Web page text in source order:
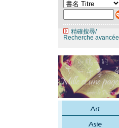
精確搜尋/
Recherche avancée